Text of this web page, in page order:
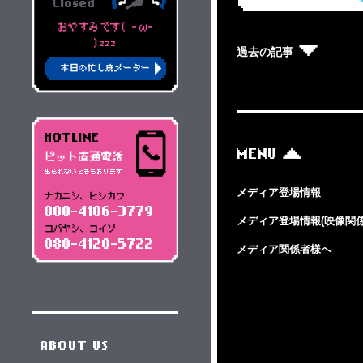
過去の記事
MENU
メディア登場情報
メディア登場情報(映像関
メディア関係者様へ
Closed
おやすみです( -ω-
)zzz
本日の忙し度メーター
HOTLINE
ピット直通電話
出られないときもあります
ナカニシ、ヒシカワ
080-4186-3779
コバヤシ、コイソ
080-4120-5722
ABOUT US